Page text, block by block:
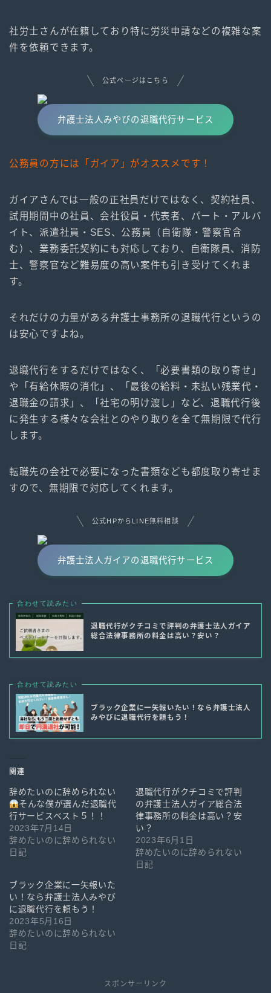
社労士さんが在籍しており特に労災申請などの複雑な案
件を依頼できます。
公式ページはこちら
弁護士法人みやびの退職代行サービス
公務員の方には「ガイア」がオススメです！
ガイアさんでは一般の正社員だけではなく、契約社員、
試用期間中の社員、会社役員・代表者、パート・アルバ
イト、派遣社員・SES、公務員（自衛隊・警察官含
む）、業務委託契約にも対応しており、自衛隊員、消防
士、警察官など難易度の高い案件も引き受けてくれま
す。
それだけの力量がある弁護士事務所の退職代行というの
は安心ですよね。
退職代行をするだけではなく、「必要書類の取り寄せ」
や「有給休暇の消化」、「最後の給料・未払い残業代・
退職金の請求」、「社宅の明け渡し」など、退職代行後
に発生する様々な会社とのやり取りを全て無期限で代行
します。
転職先の会社で必要になった書類なども都度取り寄せま
すので、無期限で対応してくれます。
公式HPからLINE無料相談
弁護士法人ガイアの退職代行サービス
合わせて読みたい
退職代行がクチコミで評判の弁護士法人ガイア
総合法律事務所の料金は高い？安い？
合わせて読みたい
ブラック企業に一矢報いたい！なら弁護士法人
みやびに退職代行を頼もう！
関連
辞めたいのに辞められない
そんな僕が選んだ退職代
行サービスベスト５！！
2023年7月14日
辞めたいのに辞められない
日記
退職代行がクチコミで評判
の弁護士法人ガイア総合法
律事務所の料金は高い？安
い？
2023年6月1日
辞めたいのに辞められない
日記
ブラック企業に一矢報いた
い！なら弁護士法人みやび
に退職代行を頼もう！
2023年5月16日
辞めたいのに辞められない
日記
スポンサーリンク